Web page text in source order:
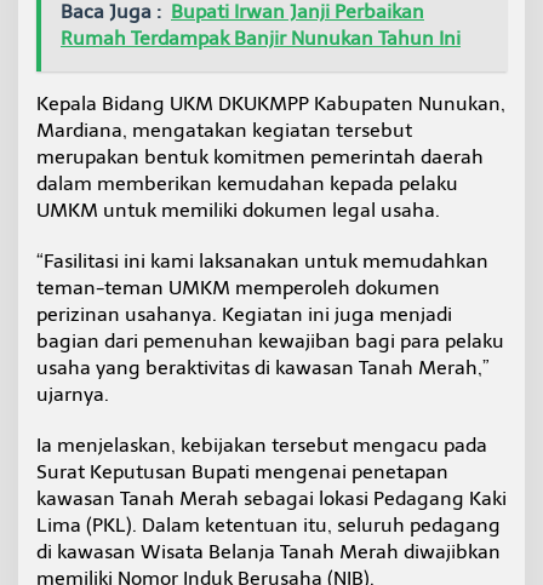
Baca Juga : Bupati Irwan Janji Perbaikan
Rumah Terdampak Banjir Nunukan Tahun Ini
Kepala Bidang UKM DKUKMPP Kabupaten Nunukan,
Mardiana, mengatakan kegiatan tersebut
merupakan bentuk komitmen pemerintah daerah
dalam memberikan kemudahan kepada pelaku
UMKM untuk memiliki dokumen legal usaha.
“Fasilitasi ini kami laksanakan untuk memudahkan
teman-teman UMKM memperoleh dokumen
perizinan usahanya. Kegiatan ini juga menjadi
bagian dari pemenuhan kewajiban bagi para pelaku
usaha yang beraktivitas di kawasan Tanah Merah,”
ujarnya.
Ia menjelaskan, kebijakan tersebut mengacu pada
Surat Keputusan Bupati mengenai penetapan
kawasan Tanah Merah sebagai lokasi Pedagang Kaki
Lima (PKL). Dalam ketentuan itu, seluruh pedagang
di kawasan Wisata Belanja Tanah Merah diwajibkan
memiliki Nomor Induk Berusaha (NIB).